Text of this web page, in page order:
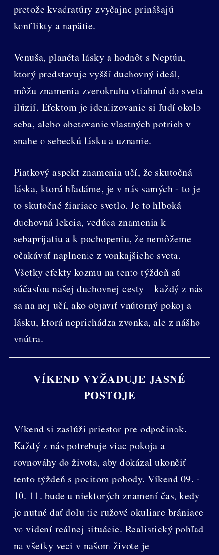
pretože kvadratúry zvyčajne prinášajú
konflikty a napätie.
Venuša, planéta lásky a hodnôt s Neptún,
ktorý predstavuje vyšší duchovný ideál,
môžu znamenia zverokruhu vtiahnuť do sveta
ilúzií. Efektom je idealizovanie si ľudí okolo
seba, alebo obetovanie vlastných potrieb v
snahe o sebeckú lásku a uznanie.
Piatkový aspekt znamenia učí, že skutočná
láska, ktorú hľadáme, je v nás samých - to je
to skutočné žiariace svetlo. Je to hlboká
duchovná lekcia, vedúca znamenia k
sebaprijatiu a k pochopeniu, že nemôžeme
očakávať naplnenie z vonkajšieho sveta.
Všetky efekty kozmu na tento týždeň sú
súčasťou našej duchovnej cesty – každý z nás
sa na nej učí, ako objaviť vnútorný pokoj a
lásku, ktorá neprichádza zvonka, ale z nášho
vnútra.
VÍKEND VYŽADUJE JASNÉ
POSTOJE
Víkend si zaslúži priestor pre odpočinok.
Každý z nás potrebuje viac pokoja a
rovnováhy do života, aby dokázal ukončiť
tento týždeň s pocitom pohody. Víkend 09. -
10. 11. bude u niektorých znamení čas, kedy
je nutné dať dolu tie ružové okuliare brániace
vo videní reálnej situácie. Realistický pohľad
na všetky veci v našom živote je